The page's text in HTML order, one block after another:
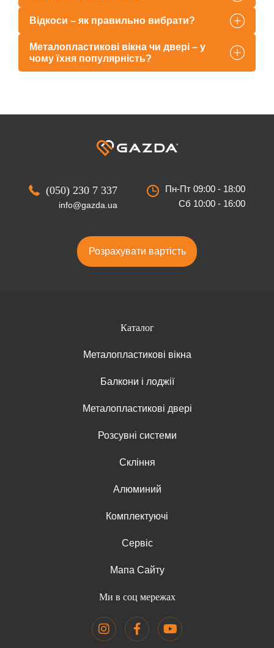
Відкоси – як правильно вибрати?
Металопластикові вікна чи двері – у
чому їхня популярність?
(050) 230 7 337
info@gazda.ua
Пн-Пт 09:00 - 18:00
Сб 10:00 - 16:00
Розрахувати вартість
Каталог
Металопластикові вікна
Балкони і лоджії
Металопластикові двері
Розсувні системи
Скління
Алюминий
Комплектуючі
Сервіс
Мапа Сайту
Ми в соц мережах